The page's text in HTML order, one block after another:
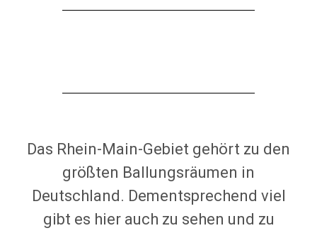
Das Rhein-Main-Gebiet gehört zu den
größten Ballungsräumen in
Deutschland. Dementsprechend viel
gibt es hier auch zu sehen und zu